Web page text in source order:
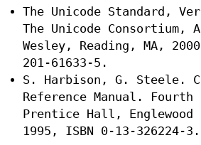
The Unicode Standard,
The Unicode Consortium,
Wesley, Reading, MA,
201-61633-5.
S. Harbison, G. Steele.
Reference Manual.
Prentice Hall,
1995, ISBN 0-13-326224-3.